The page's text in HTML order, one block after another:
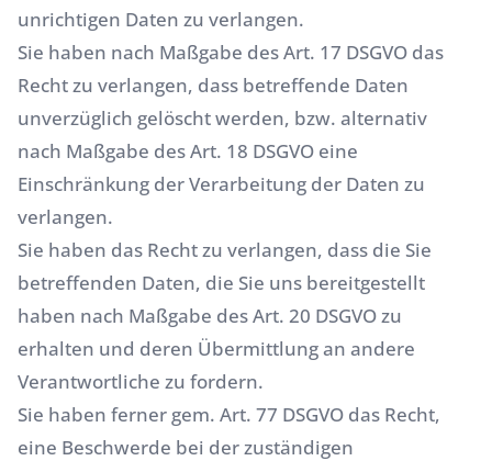
unrichtigen Daten zu verlangen.
Sie haben nach Maßgabe des Art. 17 DSGVO das
Recht zu verlangen, dass betreffende Daten
unverzüglich gelöscht werden, bzw. alternativ
nach Maßgabe des Art. 18 DSGVO eine
Einschränkung der Verarbeitung der Daten zu
verlangen.
Sie haben das Recht zu verlangen, dass die Sie
betreffenden Daten, die Sie uns bereitgestellt
haben nach Maßgabe des Art. 20 DSGVO zu
erhalten und deren Übermittlung an andere
Verantwortliche zu fordern.
Sie haben ferner gem. Art. 77 DSGVO das Recht,
eine Beschwerde bei der zuständigen